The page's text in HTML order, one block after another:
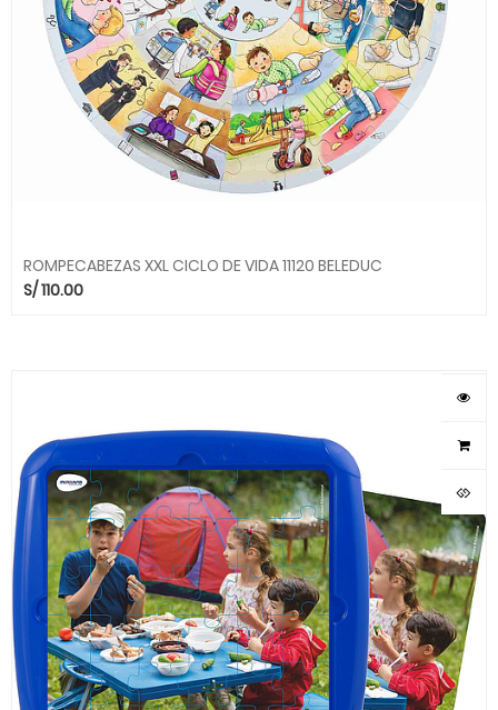
ROMPECABEZAS XXL CICLO DE VIDA 11120 BELEDUC
S/110.00